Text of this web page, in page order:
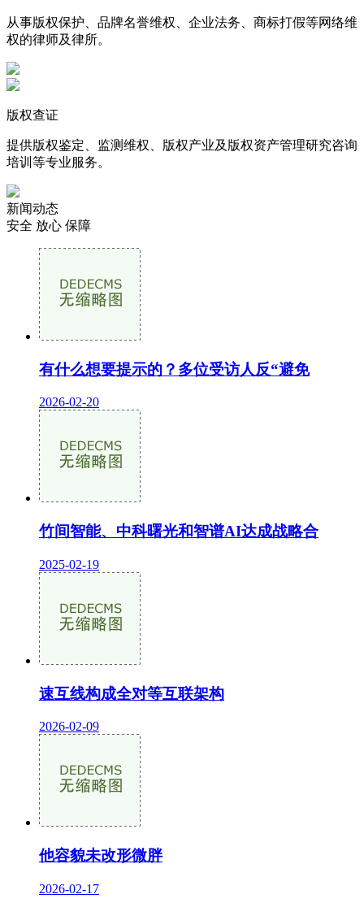
从事版权保护、品牌名誉维权、企业法务、商标打假等网络维
权的律师及律所。
版权查证
提供版权鉴定、监测维权、版权产业及版权资产管理研究咨询
培训等专业服务。
新闻动态
安全 放心 保障
有什么想要提示的？多位受访人反“避免
2026-02-20
竹间智能、中科曙光和智谱AI达成战略合
2025-02-19
速互线构成全对等互联架构
2026-02-09
他容貌未改形微胖
2026-02-17